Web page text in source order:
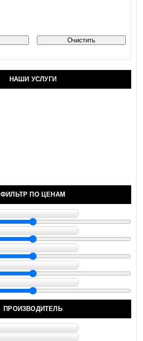
НАШИ УСЛУГИ
ФИЛЬТР ПО ЦЕНАМ
ПРОИЗВОДИТЕЛЬ